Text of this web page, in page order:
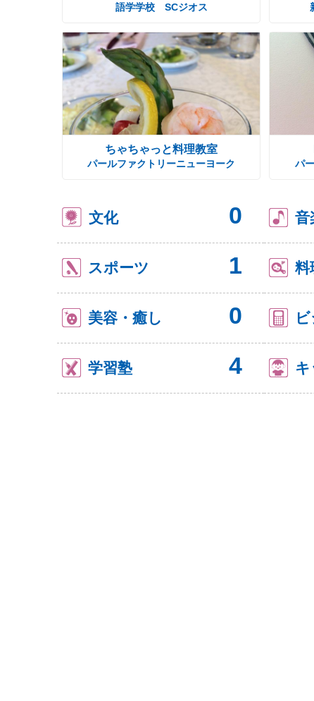
語学学校 SCジオス
ちゃちゃっと料理教室
パールファクトリーニューヨーク パ
文化 0 音
スポーツ 1 料
美容・癒し 0
学習塾 4